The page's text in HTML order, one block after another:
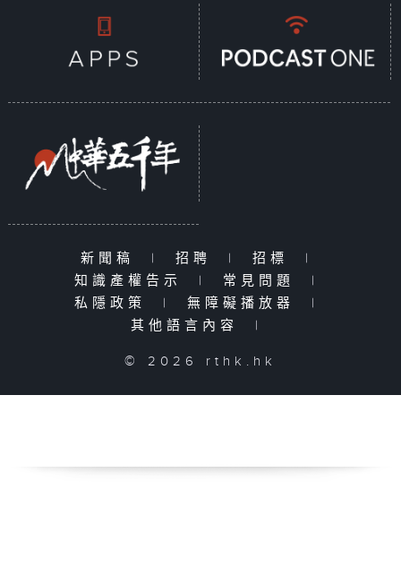
新聞稿 | 招聘 | 招標
|
知識產權告示
| 常見問題
|
私隱政策
| 無障礙播放器
|
其他語言內容
|
© 2026 rthk.hk